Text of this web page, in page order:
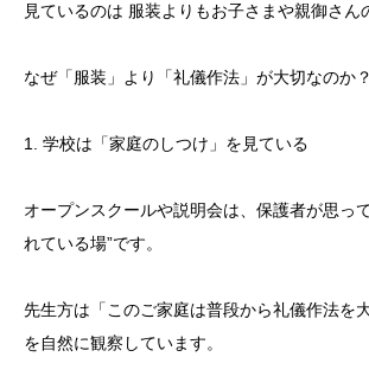
見ているのは 服装よりもお子さまや親御さん
なぜ「服装」より「礼儀作法」が大切なのか？
1. 学校は「家庭のしつけ」を見ている
オープンスクールや説明会は、保護者が思っ
れている場”です。
先生方は「このご家庭は普段から礼儀作法を
を自然に観察しています。